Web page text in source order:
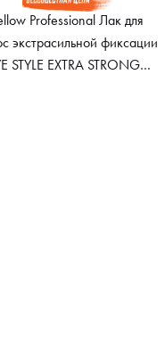
Professional Лак для
экстрасильной фиксации
STYLE EXTRA STRONG